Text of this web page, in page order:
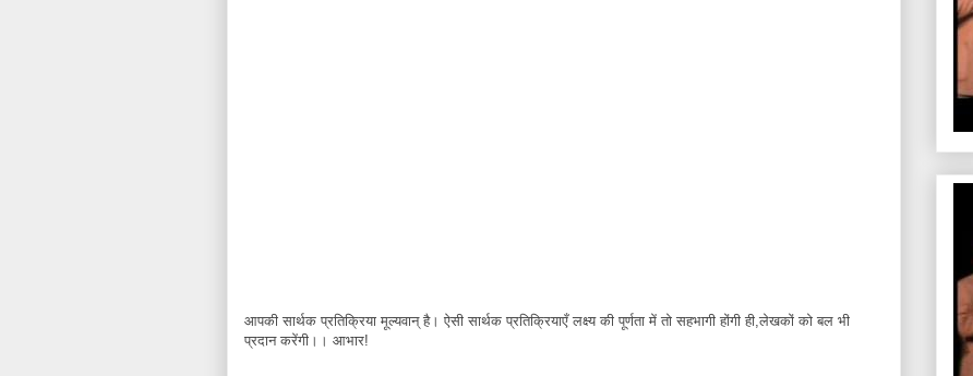
आपकी सार्थक प्रतिक्रिया मूल्यवान् है। ऐसी सार्थक प्रतिक्रियाएँ लक्ष्य की पूर्णता में तो सहभागी होंगी ही,लेखकों को बल भी
प्रदान करेंगी।। आभार!